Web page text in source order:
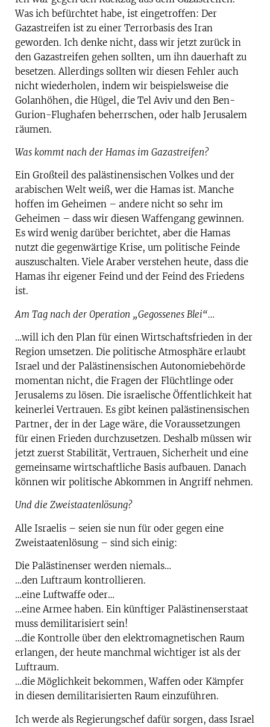
Was ich befürchtet habe, ist eingetroffen: Der
Gazastreifen ist zu einer Terrorbasis des Iran
geworden. Ich denke nicht, dass wir jetzt zurück in
den Gazastreifen gehen sollten, um ihn dauerhaft zu
besetzen. Allerdings sollten wir diesen Fehler auch
nicht wiederholen, indem wir beispielsweise die
Golanhöhen, die Hügel, die Tel Aviv und den Ben-
Gurion-Flughafen beherrschen, oder halb Jerusalem
räumen.
Was kommt nach der Hamas im Gazastreifen?
Ein Großteil des palästinensischen Volkes und der
arabischen Welt weiß, wer die Hamas ist. Manche
hoffen im Geheimen – andere nicht so sehr im
Geheimen – dass wir diesen Waffengang gewinnen.
Es wird wenig darüber berichtet, aber die Hamas
nutzt die gegenwärtige Krise, um politische Feinde
auszuschalten. Viele Araber verstehen heute, dass die
Hamas ihr eigener Feind und der Feind des Friedens
ist.
Am Tag nach der Operation „Gegossenes Blei“…
…will ich den Plan für einen Wirtschaftsfrieden in der
Region umsetzen. Die politische Atmosphäre erlaubt
Israel und der Palästinensischen Autonomiebehörde
momentan nicht, die Fragen der Flüchtlinge oder
Jerusalems zu lösen. Die israelische Öffentlichkeit hat
keinerlei Vertrauen. Es gibt keinen palästinensischen
Partner, der in der Lage wäre, die Voraussetzungen
für einen Frieden durchzusetzen. Deshalb müssen wir
jetzt zuerst Stabilität, Vertrauen, Sicherheit und eine
gemeinsame wirtschaftliche Basis aufbauen. Danach
können wir politische Abkommen in Angriff nehmen.
Und die Zweistaatenlösung?
Alle Israelis – seien sie nun für oder gegen eine
Zweistaatenlösung – sind sich einig:
Die Palästinenser werden niemals…
…den Luftraum kontrollieren.
…eine Luftwaffe oder…
…eine Armee haben. Ein künftiger Palästinenserstaat
muss demilitarisiert sein!
…die Kontrolle über den elektromagnetischen Raum
erlangen, der heute manchmal wichtiger ist als der
Luftraum.
…die Möglichkeit bekommen, Waffen oder Kämpfer
in diesen demilitarisierten Raum einzuführen.
Ich werde als Regierungschef dafür sorgen, dass Israel